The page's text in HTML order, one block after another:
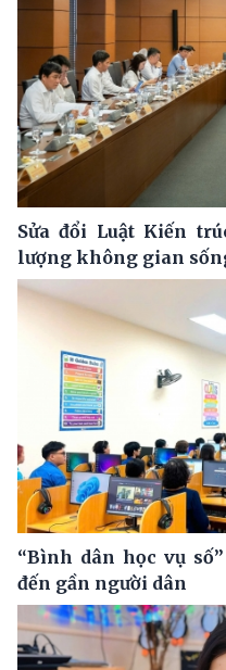
Sửa đổi Luật Kiến
lượng không gian
“Bình dân học vụ
đến gần người dân